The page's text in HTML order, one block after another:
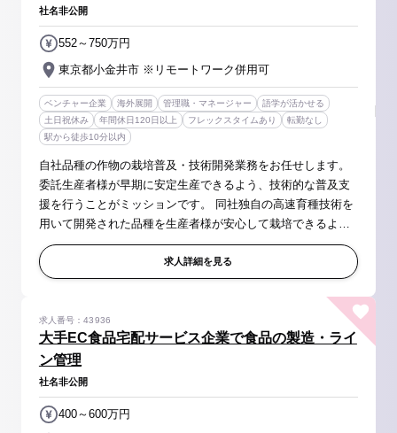
社名非公開
東京都小金井市 ※リモートワーク併用可
552～750万円
ベンチャー企業 海外展開 管理職・マネージャー
語学が活かせる
土日祝休み
年間休日120日以上 フレックスタイムあり
転勤なし
駅から徒歩10分以内
自社品種の作物の栽培普及・技術開発業務をお任せします。
委託生産者様が早期に安定生産できるよう、技術的な普及支
援を行うことがミッションです。 同社独自の高速育種技術を
用いて開発された品種を生産者様が安心して栽培できるよ
う、ブリーダーと協業しながら、生産現場の実情に即した栽
培方法を体系化いただきま...求人詳細を見る
大手EC食品宅配サービス企業で食品の製造・ライ
ン管理
求人番号：43936
社名非公開
400～600万円